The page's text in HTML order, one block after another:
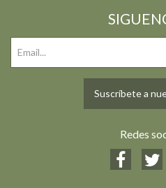
Suscríbete a
Redes